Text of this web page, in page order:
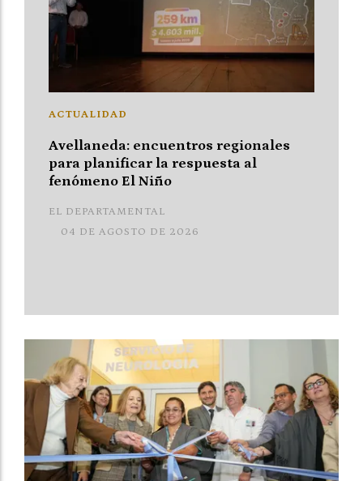
Avellaneda: encuentros regionales
para planificar la respuesta al
fenómeno El Niño
EL DEPARTAMENTAL
ACTUALIDAD
04 DE AGOSTO DE 2026